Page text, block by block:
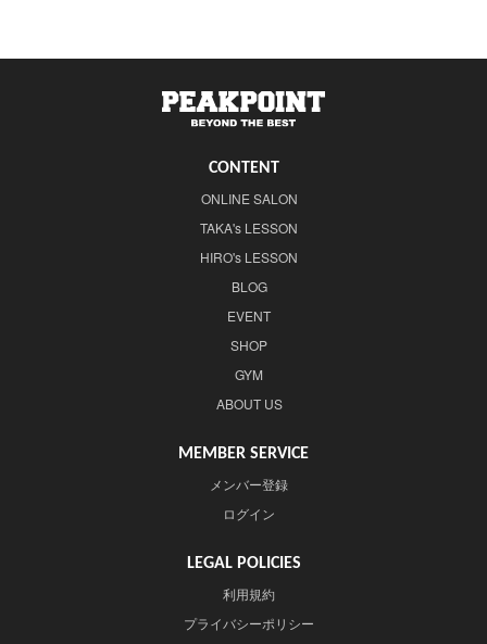
CONTENT
ONLINE SALON
TAKA's LESSON
HIRO's LESSON
BLOG
EVENT
SHOP
GYM
ABOUT US
MEMBER SERVICE
メンバー登録
ログイン
LEGAL POLICIES
利用規約
プライバシーポリシー